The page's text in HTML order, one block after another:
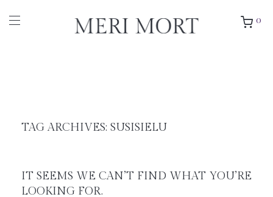
0
TAG ARCHIVES: SUSISIELU
IT SEEMS WE CAN’T FIND WHAT YOU’RE
LOOKING FOR.